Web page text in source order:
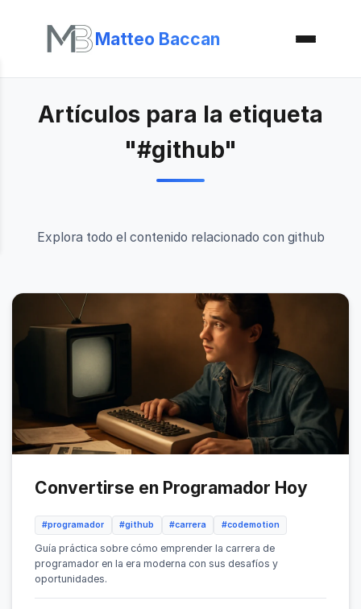
Matteo Baccan
Artículos para la etiqueta
"#github"
Explora todo el contenido relacionado con github
Convertirse en Programador Hoy
#programador #github #carrera #codemotion
Guía práctica sobre cómo emprender la carrera de
programador en la era moderna con sus desafíos y
oportunidades.